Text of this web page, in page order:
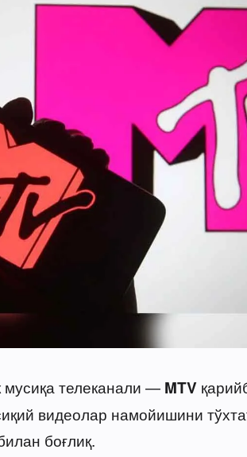
мусиқа телеканали — MTV
видеолар намойишини
боғлиқ.